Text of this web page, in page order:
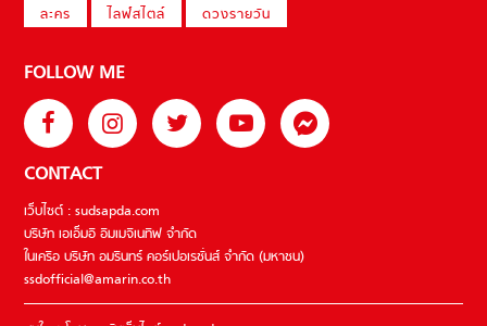
ละคร
ไลฟ์สไตล์ ดวงรายวัน
FOLLOW ME
CONTACT
เว็บไซต์ : sudsapda.com
บริษัท เอเอ็มอี อิมเมจิเนทีฟ จำกัด
ในเครือ บริษัท อมรินทร์ คอร์เปอเรชั่นส์ จำกัด (มหาชน)
ssdofficial@amarin.co.th